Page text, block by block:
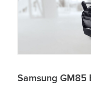
Samsung GM85